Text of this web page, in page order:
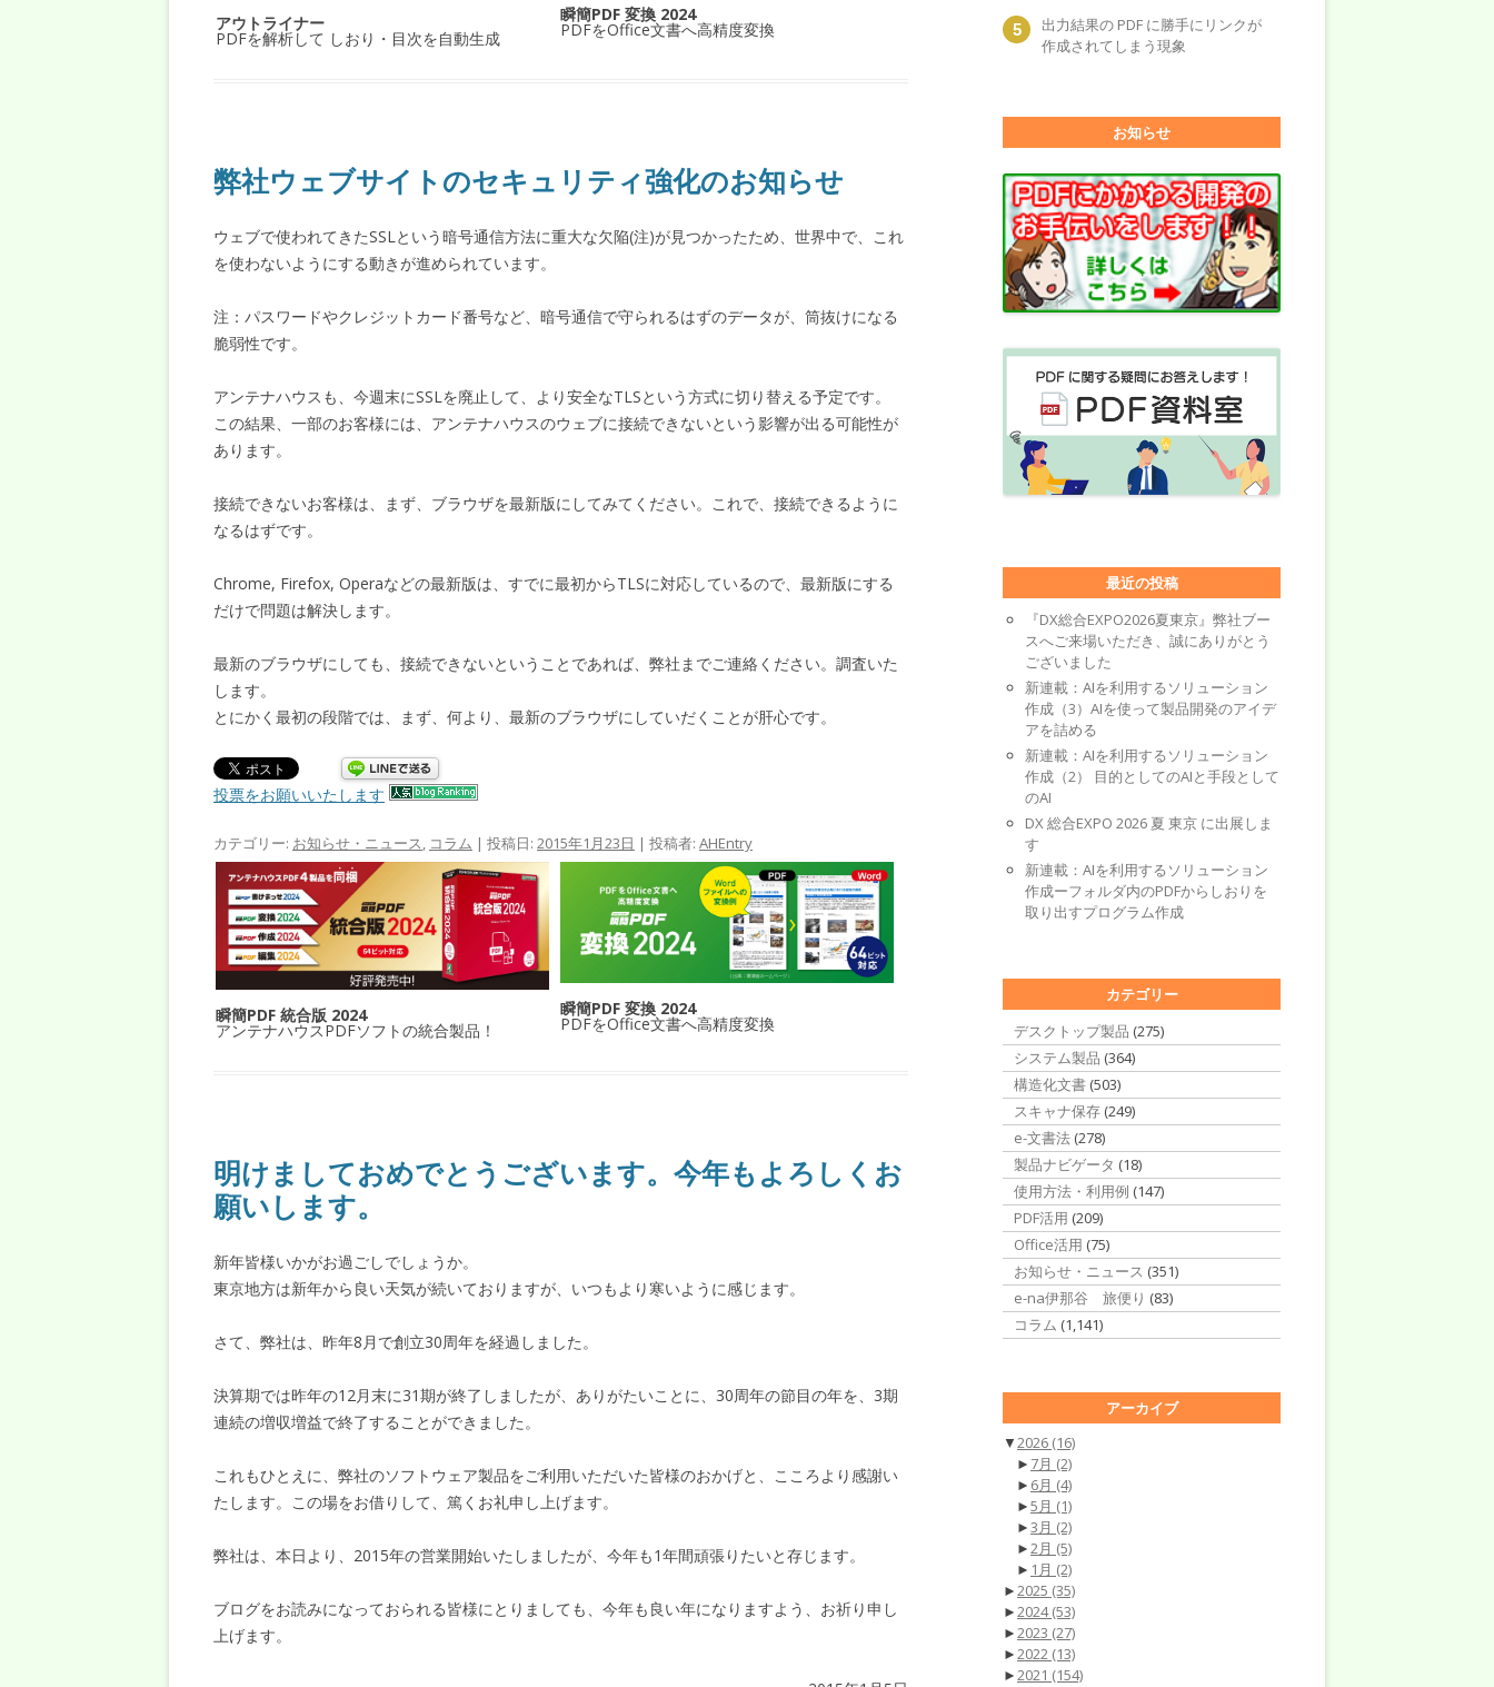
アウトライナー
PDFを解析して しおり・目次を自動生成
瞬簡PDF 変換 2024
PDFをOffice文書へ高精度変換
弊社ウェブサイトのセキュリティ強化のお知らせ
ウェブで使われてきたSSLという暗号通信方法に重大な欠陥(注)が見つかったため、世界中で、これ
を使わないようにする動きが進められています。
注：パスワードやクレジットカード番号など、暗号通信で守られるはずのデータが、筒抜けになる
脆弱性です。
アンテナハウスも、今週末にSSLを廃止して、より安全なTLSという方式に切り替える予定です。
この結果、一部のお客様には、アンテナハウスのウェブに接続できないという影響が出る可能性が
あります。
接続できないお客様は、まず、ブラウザを最新版にしてみてください。これで、接続できるように
なるはずです。
Chrome, Firefox, Operaなどの最新版は、すでに最初からTLSに対応しているので、最新版にする
だけで問題は解決します。
最新のブラウザにしても、接続できないということであれば、弊社までご連絡ください。調査いた
します。
とにかく最初の段階では、まず、何より、最新のブラウザにしていだくことが肝心です。
投票をお願いいたします
カテゴリー: お知らせ・ニュース, コラム | 投稿日: 2015年1月23日 | 投稿者: AHEntry
瞬簡PDF 統合版 2024
アンテナハウスPDFソフトの統合製品！
瞬簡PDF 変換 2024
PDFをOffice文書へ高精度変換
明けましておめでとうございます。今年もよろしくお
願いします。
新年皆様いかがお過ごしでしょうか。
東京地方は新年から良い天気が続いておりますが、いつもより寒いように感じます。
さて、弊社は、昨年8月で創立30周年を経過しました。
決算期では昨年の12月末に31期が終了しましたが、ありがたいことに、30周年の節目の年を、3期
連続の増収増益で終了することができました。
これもひとえに、弊社のソフトウェア製品をご利用いただいた皆様のおかげと、こころより感謝い
たします。この場をお借りして、篤くお礼申し上げます。
弊社は、本日より、2015年の営業開始いたしましたが、今年も1年間頑張りたいと存じます。
ブログをお読みになっておられる皆様にとりましても、今年も良い年になりますよう、お祈り申し
上げます。
出力結果の PDF に勝手にリンクが
作成されてしまう現象
お知らせ
最近の投稿
『DX総合EXPO2026夏東京』弊社ブー
スへご来場いただき、誠にありがとう
ございました
新連載：AIを利用するソリューション
作成（3）AIを使って製品開発のアイデ
アを詰める
新連載：AIを利用するソリューション
作成（2） 目的としてのAIと手段として
のAI
DX 総合EXPO 2026 夏 東京 に出展しま
す
新連載：AIを利用するソリューション
作成ーフォルダ内のPDFからしおりを
取り出すプログラム作成
カテゴリー
デスクトップ製品 (275)
システム製品 (364)
構造化文書 (503)
スキャナ保存 (249)
e-文書法 (278)
製品ナビゲータ (18)
使用方法・利用例 (147)
PDF活用 (209)
Office活用 (75)
お知らせ・ニュース (351)
e-na伊那谷 旅便り (83)
コラム (1,141)
アーカイブ
▼2026 (16)
► 7月 (2)
► 6月 (4)
►5月 (1)
►3月 (2)
►2月 (5)
► 1月 (2)
►2025 (35)
►2024(53)
►2023 (27)
►2022 (13)
►2021 (154)